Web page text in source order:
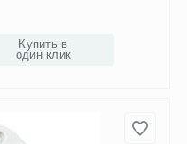
Купить в
один клик